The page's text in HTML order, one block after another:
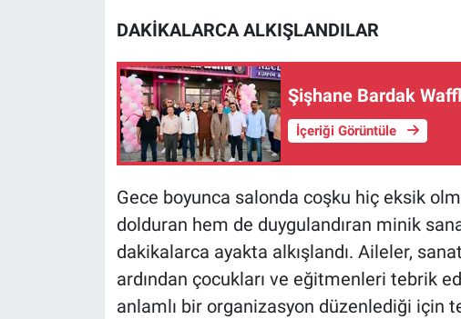
DAKİKALARCA ALKIŞLANDILAR
Şişhane Bardak
İçeriği Görüntüle
Gece boyunca salonda coşku hiç eksik
dolduran hem de duygulandıran minik
dakikalarca ayakta alkışlandı. Aileler,
ardından çocukları ve eğitmenleri tebrik
anlamlı bir organizasyon düzenlediği için